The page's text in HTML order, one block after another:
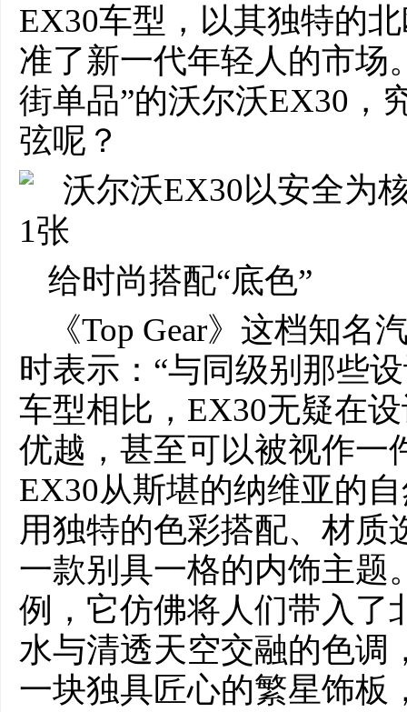
EX30车型，以其独特的
准了新一代年轻人的市场
街单品”的沃尔沃EX30，
弦呢？
给时尚搭配“底色”
《Top Gear》这档知
时表示：“与同级别那些
车型相比，EX30无疑在
优越，甚至可以被视作一
EX30从斯堪的纳维亚的
用独特的色彩搭配、材质
一款别具一格的内饰主题
例，它仿佛将人们带入了
水与清透天空交融的色调
一块独具匠心的繁星饰板